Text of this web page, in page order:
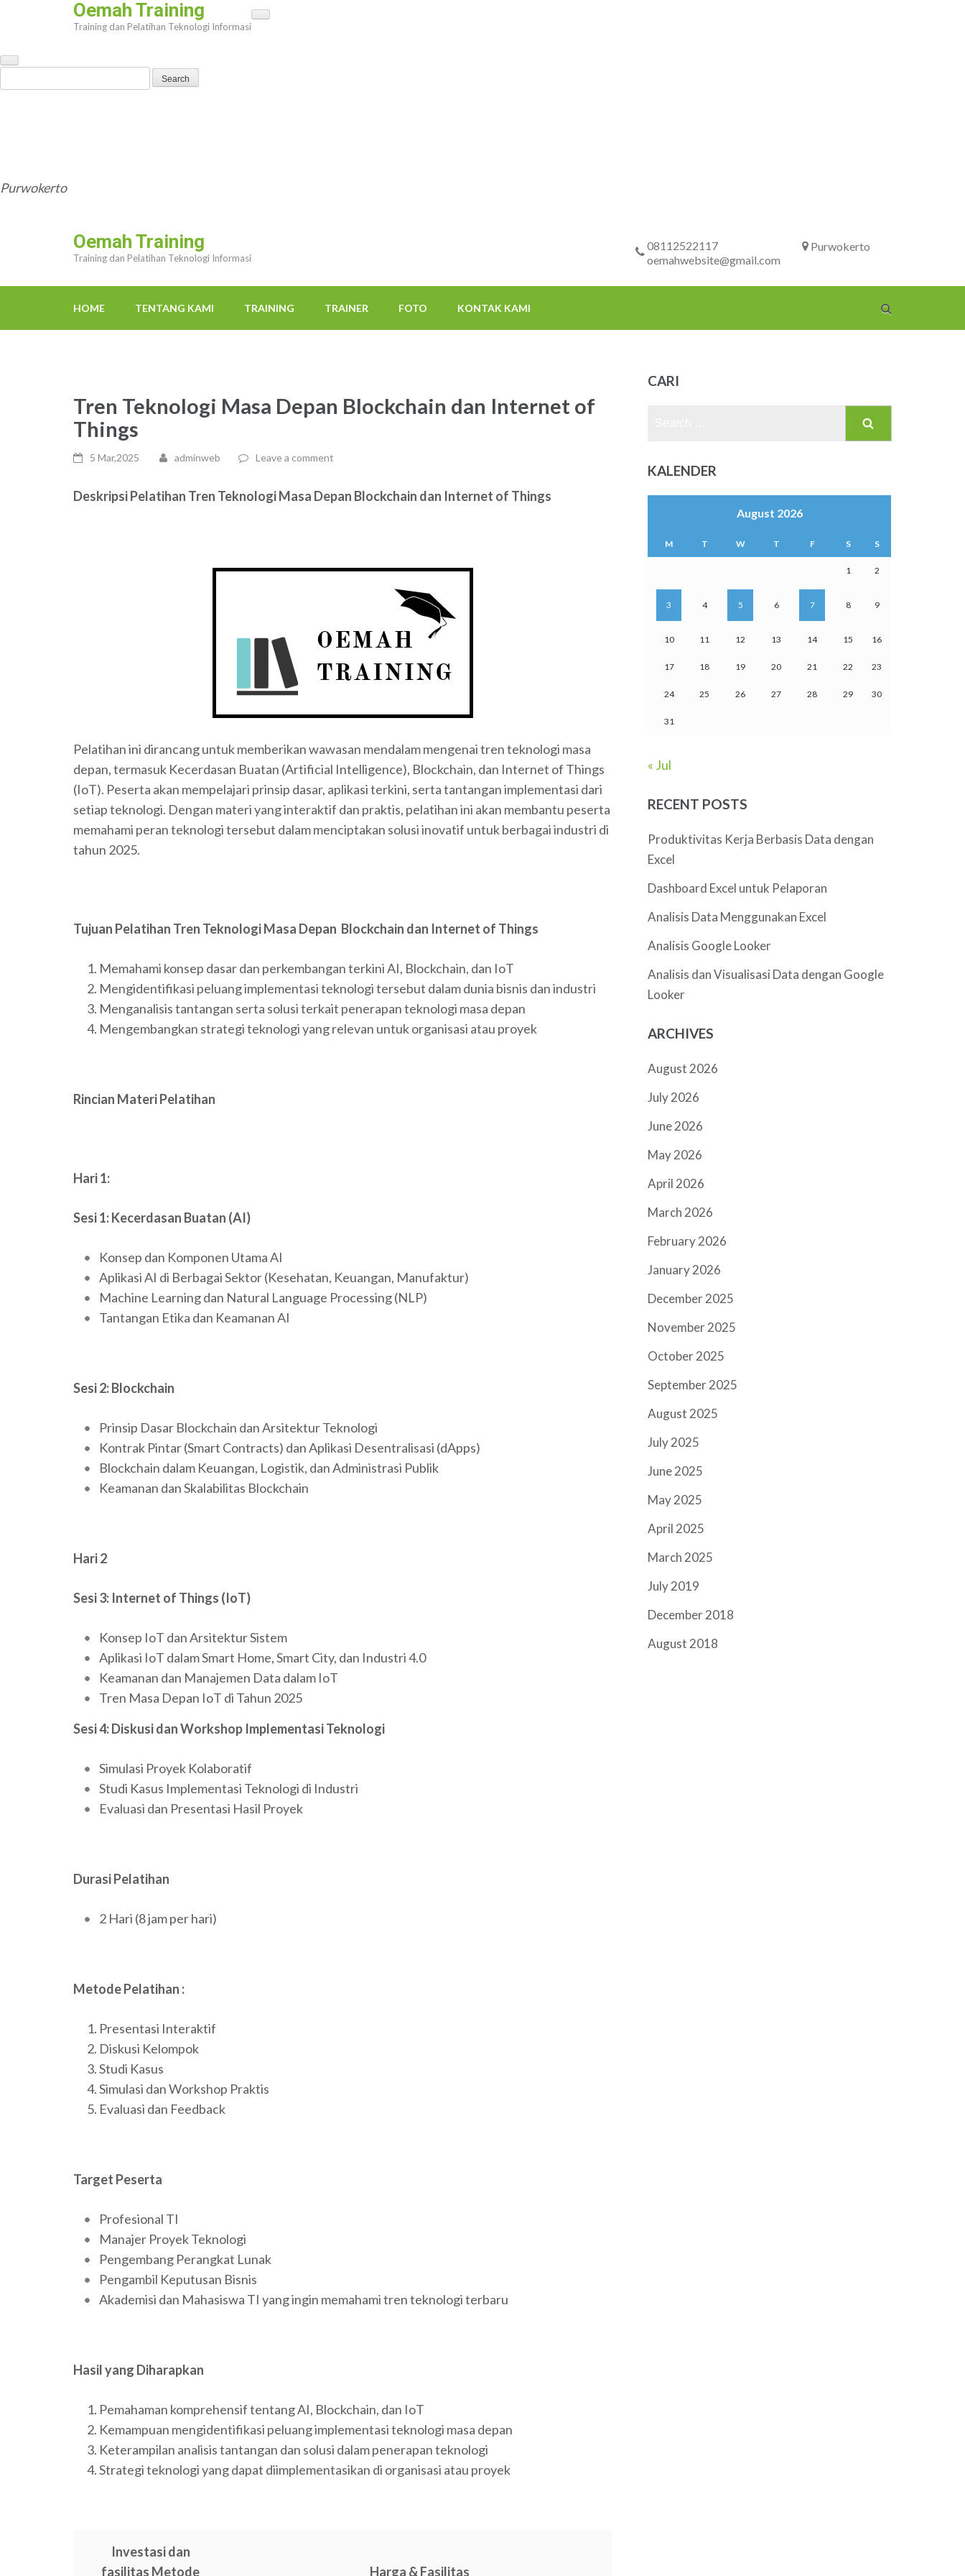
(Press
Enter)
Oemah Training
Training dan Pelatihan Teknologi Informasi
Purwokerto
Oemah Training
Training dan Pelatihan Teknologi Informasi
Purwokerto
08112522117
oemahwebsite@gmail.com
HOME TENTANG KAMI TRAINING TRAINER FOTO KONTAK KAMI
Tren Teknologi Masa Depan Blockchain dan Internet of
Things
5 Mar,2025 adminweb Leave a comment
Deskripsi Pelatihan Tren Teknologi Masa Depan Blockchain dan Internet of Things
Pelatihan ini dirancang untuk memberikan wawasan mendalam mengenai tren teknologi masa
depan, termasuk Kecerdasan Buatan (Artificial Intelligence), Blockchain, dan Internet of Things
(IoT). Peserta akan mempelajari prinsip dasar, aplikasi terkini, serta tantangan implementasi dari
setiap teknologi. Dengan materi yang interaktif dan praktis, pelatihan ini akan membantu peserta
memahami peran teknologi tersebut dalam menciptakan solusi inovatif untuk berbagai industri di
tahun 2025.
Tujuan Pelatihan Tren Teknologi Masa Depan Blockchain dan Internet of Things
Memahami konsep dasar dan perkembangan terkini AI, Blockchain, dan IoT
Mengidentifikasi peluang implementasi teknologi tersebut dalam dunia bisnis dan industri
Menganalisis tantangan serta solusi terkait penerapan teknologi masa depan
Mengembangkan strategi teknologi yang relevan untuk organisasi atau proyek
Rincian Materi Pelatihan
Hari 1:
Sesi 1: Kecerdasan Buatan (AI)
Konsep dan Komponen Utama AI
Aplikasi AI di Berbagai Sektor (Kesehatan, Keuangan, Manufaktur)
Machine Learning dan Natural Language Processing (NLP)
Tantangan Etika dan Keamanan AI
Sesi 2: Blockchain
Prinsip Dasar Blockchain dan Arsitektur Teknologi
Kontrak Pintar (Smart Contracts) dan Aplikasi Desentralisasi (dApps)
Blockchain dalam Keuangan, Logistik, dan Administrasi Publik
Keamanan dan Skalabilitas Blockchain
Hari 2
Sesi 3: Internet of Things (IoT)
Konsep IoT dan Arsitektur Sistem
Aplikasi IoT dalam Smart Home, Smart City, dan Industri 4.0
Keamanan dan Manajemen Data dalam IoT
Tren Masa Depan IoT di Tahun 2025
Sesi 4: Diskusi dan Workshop Implementasi Teknologi
Simulasi Proyek Kolaboratif
Studi Kasus Implementasi Teknologi di Industri
Evaluasi dan Presentasi Hasil Proyek
Durasi Pelatihan
2 Hari (8 jam per hari)
Metode Pelatihan :
Presentasi Interaktif
Diskusi Kelompok
Studi Kasus
Simulasi dan Workshop Praktis
Evaluasi dan Feedback
Target Peserta
Profesional TI
Manajer Proyek Teknologi
Pengembang Perangkat Lunak
Pengambil Keputusan Bisnis
Akademisi dan Mahasiswa TI yang ingin memahami tren teknologi terbaru
Hasil yang Diharapkan
Pemahaman komprehensif tentang AI, Blockchain, dan IoT
Kemampuan mengidentifikasi peluang implementasi teknologi masa depan
Keterampilan analisis tantangan dan solusi dalam penerapan teknologi
Strategi teknologi yang dapat diimplementasikan di organisasi atau proyek
Investasi dan
fasilitas Metode
Harga & Fasilitas
CARI
Search
KALENDER
August 2026
M T W T F S S
1 2
3 4 5 6 7 8 9
10 11 12 13 14 15 16
17 18 19 20 21 22 23
24 25 26 27 28 29 30
31
« Jul
RECENT POSTS
Produktivitas Kerja Berbasis Data dengan
Excel
Dashboard Excel untuk Pelaporan
Analisis Data Menggunakan Excel
Analisis Google Looker
Analisis dan Visualisasi Data dengan Google
Looker
ARCHIVES
August 2026
July 2026
June 2026
May 2026
April 2026
March 2026
February 2026
January 2026
December 2025
November 2025
October 2025
September 2025
August 2025
July 2025
June 2025
May 2025
April 2025
March 2025
July 2019
December 2018
August 2018